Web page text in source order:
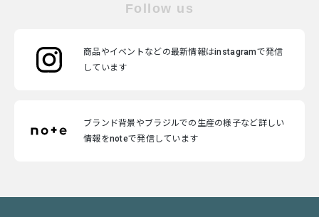
Follow us
商品やイベントなどの最新情報はinstagramで発信
しています
ブランド背景やブラジルでの生産の様子など詳しい
情報をnoteで発信しています